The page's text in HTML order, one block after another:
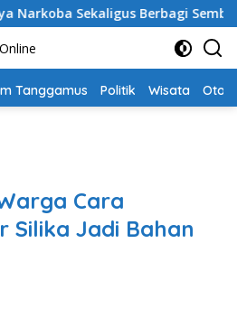
Sekaligus Berbagi Sembako
Tanggamus Politik Wisata Oto
Cara
Silika Jadi Bahan